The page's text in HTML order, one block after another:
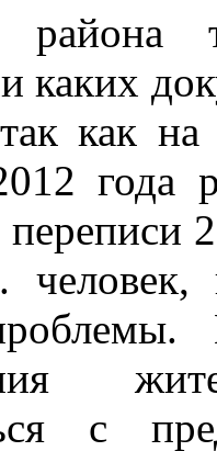
района
каких
как
года
переписи
с